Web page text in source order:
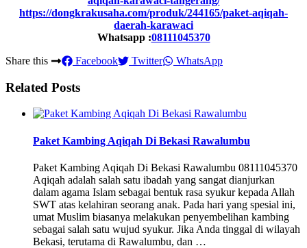
https://dongkrakusaha.com/produk/244165/paket-aqiqah-
daerah-karawaci
Whatsapp :08111045370
Share this
Facebook Twitter WhatsApp
Related Posts
Paket Kambing Aqiqah Di Bekasi Rawalumbu
Paket Kambing Aqiqah Di Bekasi Rawalumbu 08111045370
Aqiqah adalah salah satu ibadah yang sangat dianjurkan
dalam agama Islam sebagai bentuk rasa syukur kepada Allah
SWT atas kelahiran seorang anak. Pada hari yang spesial ini,
umat Muslim biasanya melakukan penyembelihan kambing
sebagai salah satu wujud syukur. Jika Anda tinggal di wilayah
Bekasi, terutama di Rawalumbu, dan …